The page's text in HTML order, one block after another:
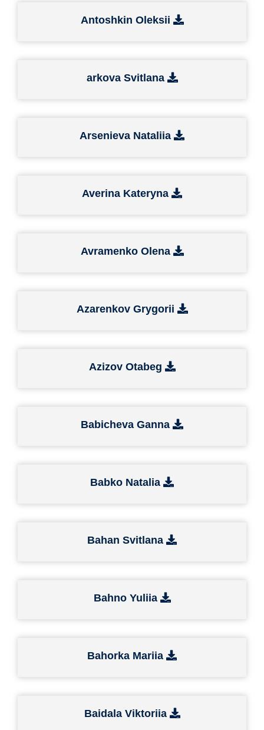
Antoshkin Oleksii
arkova Svitlana
Arsenieva Nataliia
Averina Kateryna
Avramenko Olena
Azarenkov Grygorii
Azizov Otabeg
Babicheva Ganna
Babko Natalia
Bahan Svitlana
Bahno Yuliia
Bahorka Mariia
Baidala Viktoriia